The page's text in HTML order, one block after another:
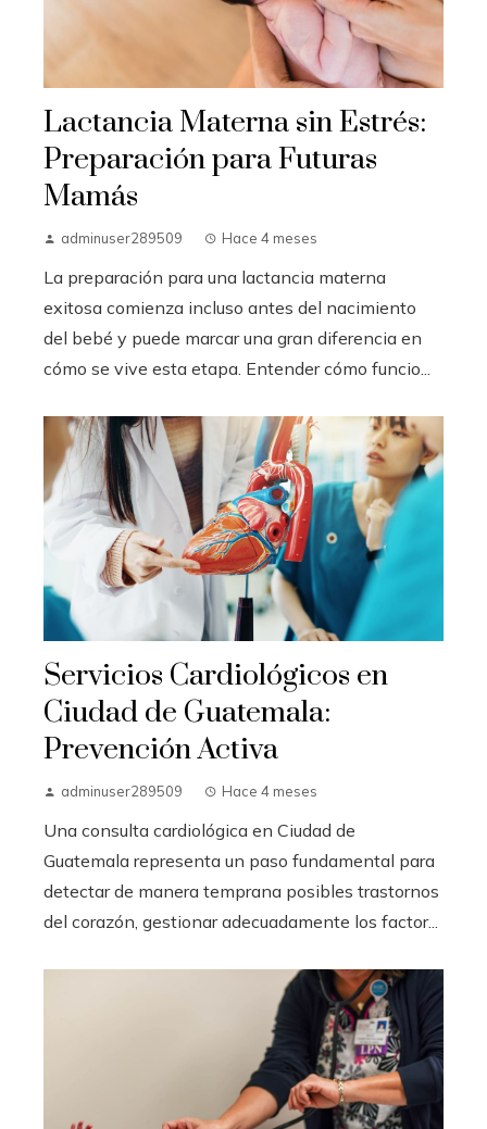
Lactancia Materna sin Estrés:
Preparación para Futuras
Mamás
adminuser289509 Hace 4 meses
La preparación para una lactancia materna
exitosa comienza incluso antes del nacimiento
del bebé y puede marcar una gran diferencia en
cómo se vive esta etapa. Entender cómo funcio...
Servicios Cardiológicos en
Ciudad de Guatemala:
Prevención Activa
adminuser289509 Hace 4 meses
Una consulta cardiológica en Ciudad de
Guatemala representa un paso fundamental para
detectar de manera temprana posibles trastornos
del corazón, gestionar adecuadamente los factor...